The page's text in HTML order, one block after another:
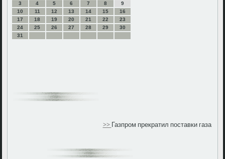
3
4 5 6 7 8
9
10
11 12 13 14 15
16
17
18 19 20 21 22
23
24
25 26 27 28 29
30
31
>>Газпром прекратил поставки газа